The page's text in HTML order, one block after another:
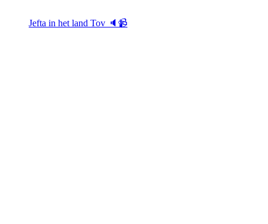
Jefta in het land Tov 🔈📹